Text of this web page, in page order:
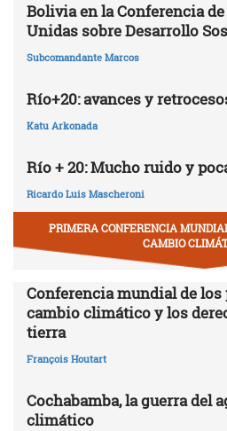
Bolivia en la Conferencia
Unidas sobre Desarrollo
Subcomandante Marcos
Río+20: avances y
Katu Arkonada
Río + 20: Mucho ruido y
Ricardo Luis Mascheroni
PRIMERA CONFERENCIA
CAMBIO
Conferencia mundial de los
cambio climático y los
tierra
François Houtart
Cochabamba, la guerra del
climático